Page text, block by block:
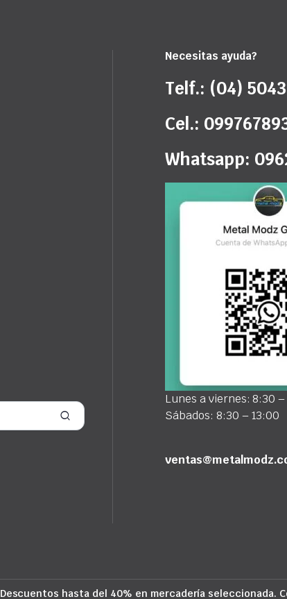
Necesitas ayuda?
Telf.: (04)
Cel.:
Whatsapp:
Lunes a viernes: 8:30 –
Sábados: 8:30 – 13:00
Descuentos hasta del 40% en mercadería seleccionada.